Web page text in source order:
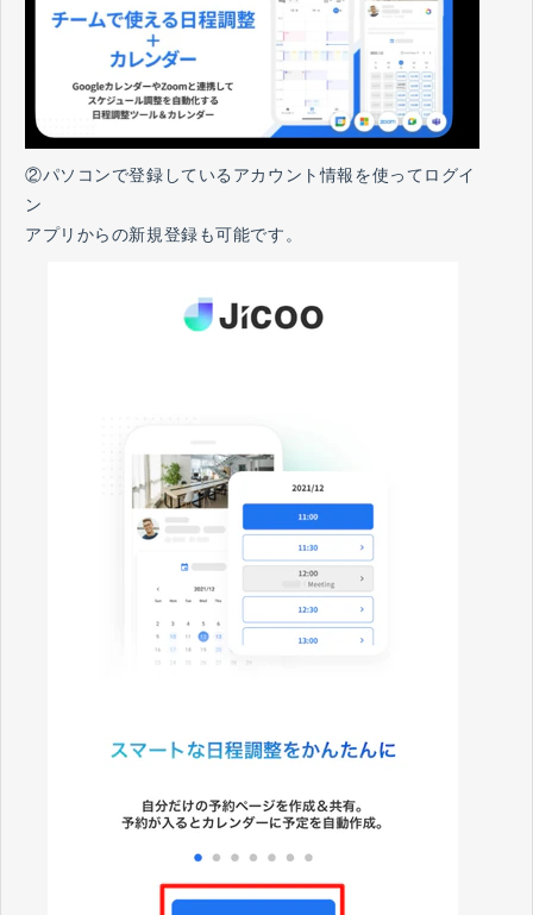
②パソコンで登録しているアカウント情報を使ってログイ
ン
アプリからの新規登録も可能です。